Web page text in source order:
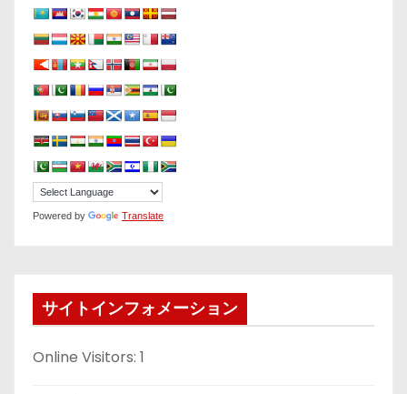
Powered by Translate
サイトインフォメーション
Online Visitors: 1